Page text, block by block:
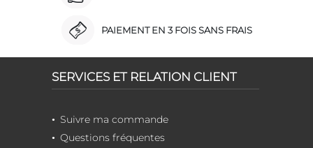
PAIEMENT EN 3 FOIS SANS FRAIS
SERVICES ET RELATION CLIENT
Suivre ma commande
Questions fréquentes